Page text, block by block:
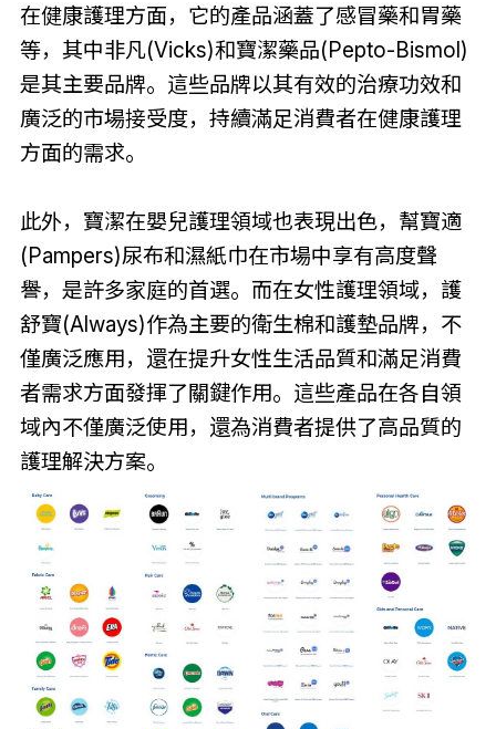
在健康護理方面，它的產品涵蓋了感冒藥和胃藥
等，其中非凡(Vicks)和寶潔藥品(Pepto-Bismol)
是其主要品牌。這些品牌以其有效的治療功效和
廣泛的市場接受度，持續滿足消費者在健康護理
方面的需求。
此外，寶潔在嬰兒護理領域也表現出色，幫寶適
(Pampers)尿布和濕紙巾在市場中享有高度聲
譽，是許多家庭的首選。而在女性護理領域，護
舒寶(Always)作為主要的衛生棉和護墊品牌，不
僅廣泛應用，還在提升女性生活品質和滿足消費
者需求方面發揮了關鍵作用。這些產品在各自領
域內不僅廣泛使用，還為消費者提供了高品質的
護理解決方案。